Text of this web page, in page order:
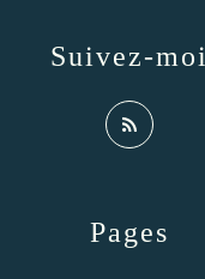
Pages
Suivez-moi